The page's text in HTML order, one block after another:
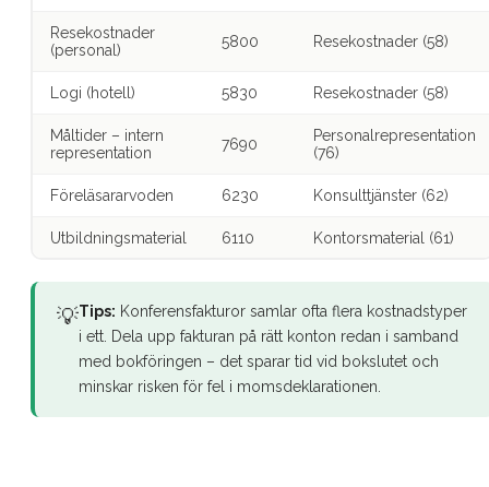
Resekostnader
(personal)
5800 Resekostnader (58)
Logi (hotell) 5830 Resekostnader (58)
Måltider – intern
representation
7690
Personalrepresentation
(76)
Föreläsararvoden 6230 Konsulttjänster (62)
Utbildningsmaterial 6110 Kontorsmaterial (61)
💡Tips: Konferensfakturor samlar ofta flera kostnadstyper
i ett. Dela upp fakturan på rätt konton redan i samband
med bokföringen – det sparar tid vid bokslutet och
minskar risken för fel i momsdeklarationen.